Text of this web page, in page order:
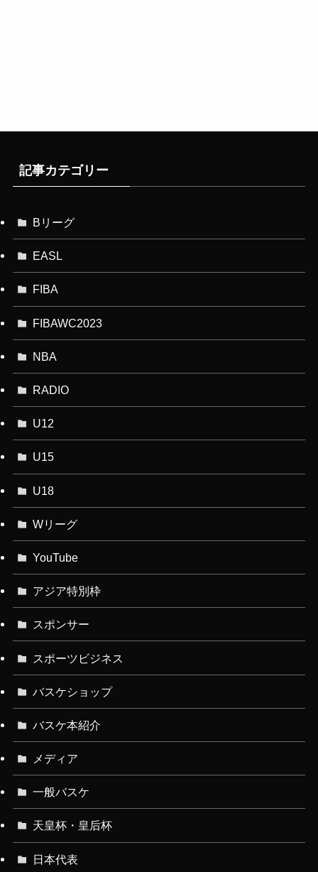
記事カテゴリー
Bリーグ
EASL
FIBA
FIBAWC2023
NBA
RADIO
U12
U15
U18
Wリーグ
YouTube
アジア特別枠
スポンサー
スポーツビジネス
バスケショップ
バスケ本紹介
メディア
一般バスケ
天皇杯・皇后杯
日本代表